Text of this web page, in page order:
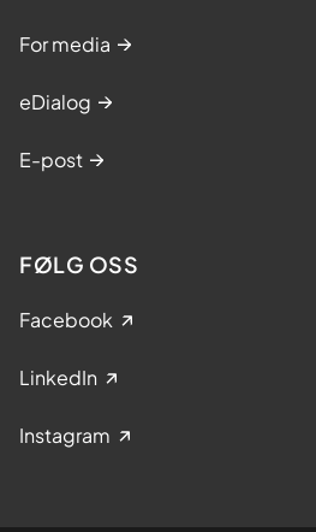
For media
eDialog
E-post
FØLG OSS
Facebook
LinkedIn
Instagram